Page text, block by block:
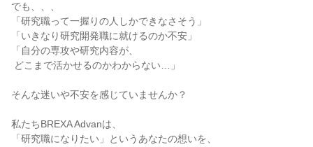
でも、、、
「研究職って一握りの人しかできなさそう」
「いきなり研究開発職に就けるのか不安」
「自分の専攻や研究内容が、
そんな迷いや不安を感じていませんか？
私たちBREXA Advanは、
「研究職になりたい」というあなたの想いを、